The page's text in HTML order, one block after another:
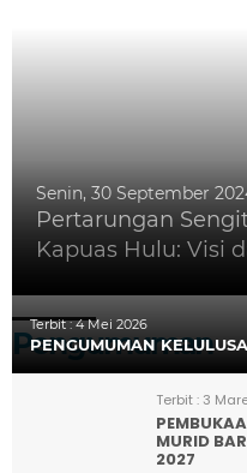
Senin, 30 September
Pertarungan
Kapuas Hulu: Visi
Pengumuman
Terbit :4 Mei 2026
PENGUMUMAN
Terbit : 3
MURID
2027